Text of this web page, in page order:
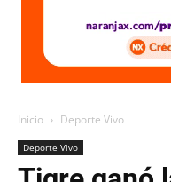
Inicio Deporte Vivo
Deporte Vivo